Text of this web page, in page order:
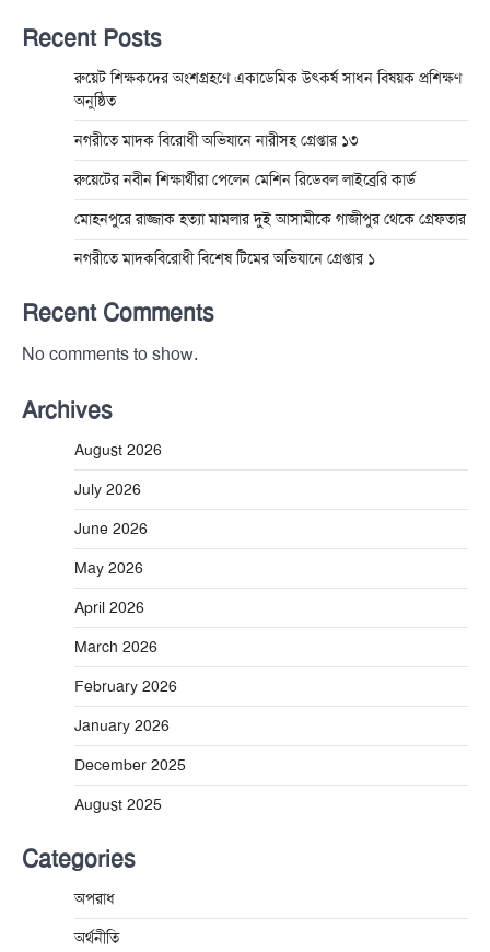
Recent Posts
রুয়েট শিক্ষকদের অংশগ্রহণে একাডেমিক উৎকর্ষ সাধন বিষয়ক প্রশিক্ষণ
অনুষ্ঠিত
নগরীতে মাদক বিরোধী অভিযানে নারীসহ গ্রেপ্তার ১৩
রুয়েটের নবীন শিক্ষার্থীরা পেলেন মেশিন রিডেবল লাইব্রেরি কার্ড
মোহনপুরে রাজ্জাক হত্যা মামলার দুই আসামীকে গাজীপুর থেকে গ্রেফতার
নগরীতে মাদকবিরোধী বিশেষ টিমের অভিযানে গ্রেপ্তার ১
Recent Comments
No comments to show.
Archives
August 2026
July 2026
June 2026
May 2026
April 2026
March 2026
February 2026
January 2026
December 2025
August 2025
Categories
অপরাধ
অর্থনীতি